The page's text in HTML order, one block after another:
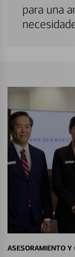
para una
ASESORAMIENTO Y